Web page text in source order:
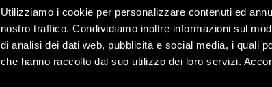
Utilizziamo i cookie per personalizzare contenuti ed
nostro traffico. Condividiamo inoltre informazioni sul
di analisi dei dati web, pubblicità e social media, i quali
che hanno raccolto dal suo utilizzo dei loro servizi.
Tipo 15.21.8.230.B300 → dimmer a taglio di fase
Comprende la funzione AUTO che permette